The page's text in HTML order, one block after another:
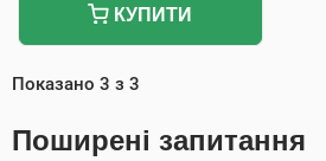
КУПИТИ
Показано 3 з 3
Поширені запитання